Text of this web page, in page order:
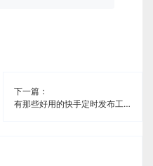
下一篇：
有那些好用的快手定时发布工具《闲人新媒体管家》